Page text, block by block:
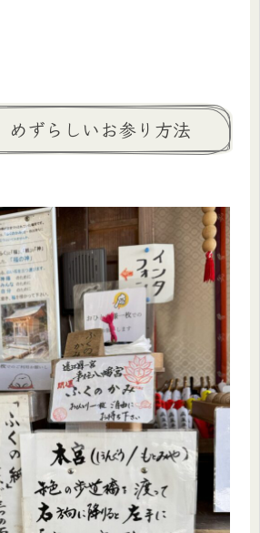
めずらしいお参り方法